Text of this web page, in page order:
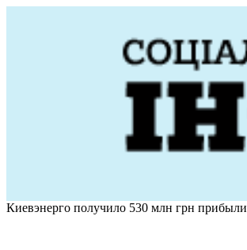
Киевэнерго получило 530 млн грн прибыли